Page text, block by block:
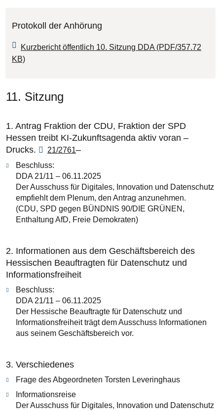
Protokoll der Anhörung
Kurzbericht öffentlich 10. Sitzung DDA (PDF/357.72
KB)
11. Sitzung
1. Antrag Fraktion der CDU, Fraktion der SPD
Hessen treibt KI-Zukunftsagenda aktiv voran –
Drucks.
21/2761–
Beschluss:
DDA 21/11 – 06.11.2025
Der Ausschuss für Digitales, Innovation und Datenschutz
empfiehlt dem Plenum, den Antrag anzunehmen.
(CDU, SPD gegen BÜNDNIS 90/DIE GRÜNEN,
Enthaltung AfD, Freie Demokraten)
2. Informationen aus dem Geschäftsbereich des
Hessischen Beauftragten für Datenschutz und
Informationsfreiheit
Beschluss:
DDA 21/11 – 06.11.2025
Der Hessische Beauftragte für Datenschutz und
Informationsfreiheit trägt dem Ausschuss Informationen
aus seinem Geschäftsbereich vor.
3. Verschiedenes
Frage des Abgeordneten Torsten Leveringhaus
Informationsreise
Der Ausschuss für Digitales, Innovation und Datenschutz